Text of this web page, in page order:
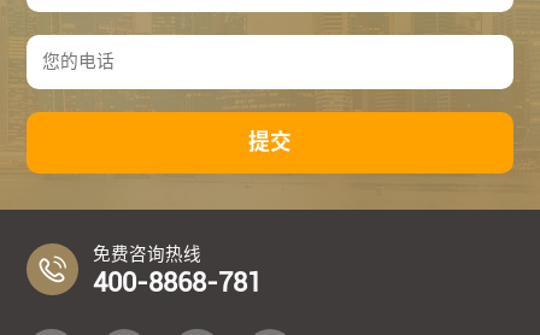
提交
免费咨询热线
400-8868-781